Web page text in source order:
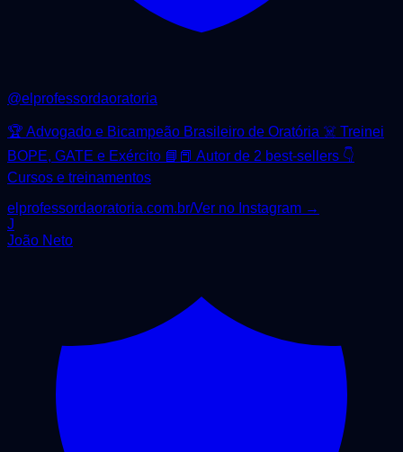
@elprofessordaoratoria
🏆 Advogado e Bicampeão Brasileiro de Oratória ☠️ Treinei
BOPE, GATE e Exército 📘📕 Autor de 2 best-sellers 👇
Cursos e treinamentos
elprofessordaoratoria.com.br/Ver no Instagram →
J
João Neto